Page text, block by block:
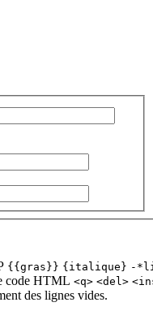
{{gras}} {italique} -
code HTML <q> <del>
des lignes vides.